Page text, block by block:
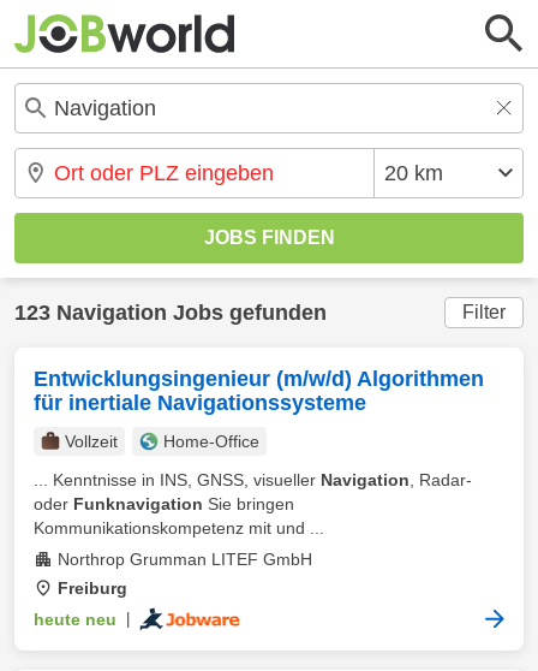
123 Navigation Jobs gefunden Filter
Entwicklungsingenieur (m/w/d) Algorithmen
für inertiale Navigationssysteme
Vollzeit
Home-Office
... Kenntnisse in INS, GNSS, visueller Navigation , Radar-
oder Funknavigation Sie bringen
Kommunikationskompetenz mit und ...
Northrop Grumman LITEF GmbH
Freiburg
heute neu